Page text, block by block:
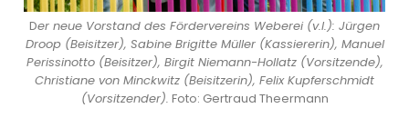
Der neue Vorstand des Fördervereins Weberei (v.l.): Jürgen
Droop (Beisitzer), Sabine Brigitte Müller (Kassiererin), Manuel
Perissinotto (Beisitzer), Birgit Niemann-Hollatz (Vorsitzende),
Christiane von Minckwitz (Beisitzerin), Felix Kupferschmidt
(Vorsitzender). Foto: Gertraud Theermann